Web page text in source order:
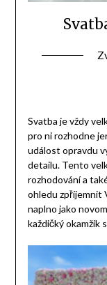
Svatba je vždy
pro ni rozhodne
událost opravdu
detailu. Tento
rozhodování a
ohledu zpříjemnit
naplno jako
každičký okamžik